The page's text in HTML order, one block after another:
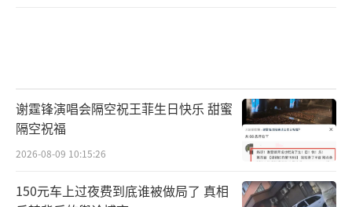
谢霆锋演唱会隔空祝王菲生日快乐 甜蜜
隔空祝福
2026-08-09 10:15:26
150元车上过夜费到底谁被做局了 真相